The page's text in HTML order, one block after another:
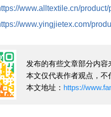
www.alltextile.cn/product/
www.yingjietex.com/
发布的有些文章部分内容
本文仅代表作者观点，不
本文地址： https://